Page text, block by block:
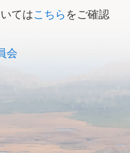
てはこちら をご確認
会